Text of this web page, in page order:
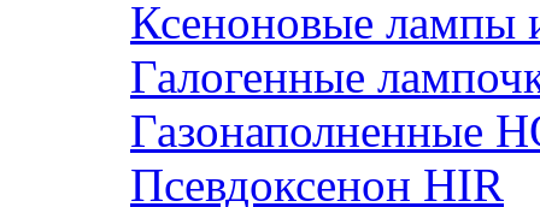
Ксеноновые лампы
Галогенные
Газонаполненные
Псевдоксенон HIR